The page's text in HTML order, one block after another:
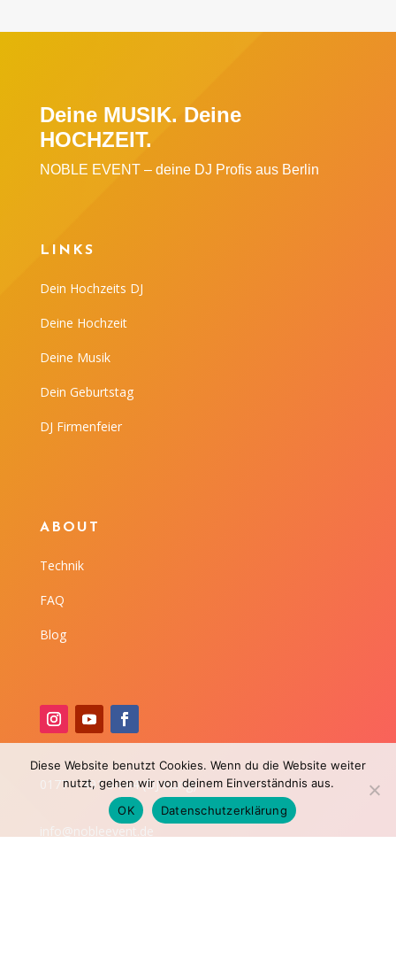
Deine MUSIK. Deine
HOCHZEIT.
NOBLE EVENT – deine DJ Profis aus Berlin
LINKS
Dein Hochzeits DJ
Deine Hochzeit
Deine Musik
Dein Geburtstag
DJ Firmenfeier
ABOUT
Technik
FAQ
Blog
0177 – 491 34 84 (DJ Hung)
info@nobleevent.de
Diese Website benutzt Cookies. Wenn du die Website weiter
nutzt, gehen wir von deinem Einverständnis aus.
OK
Datenschutzerklärung